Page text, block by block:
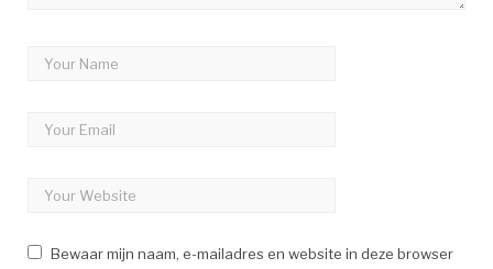
Bewaar mijn naam, e-mailadres en website in deze browser